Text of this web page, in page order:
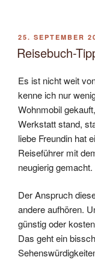
VERÖFFENTLICHT
AM
25. SEPTEMBER
Reisebuch-
Es ist nicht weit
kenne ich nur
Wohnmobil
Werkstatt stand,
liebe Freundin hat
Reiseführer mit
neugierig gemacht.
Der Anspruch
andere aufhören.
günstig oder
Das geht ein